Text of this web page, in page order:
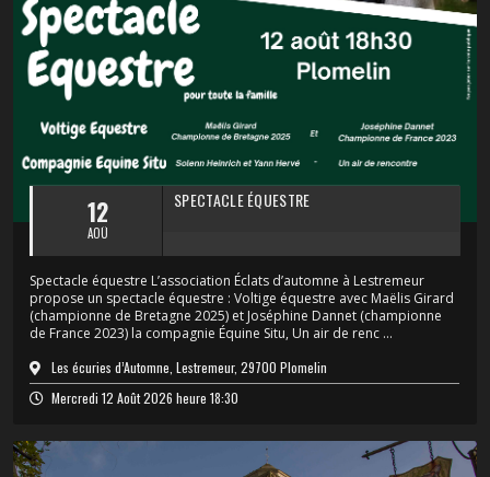
12
AOÛ
SPECTACLE ÉQUESTRE
Spectacle équestre L’association Éclats d’automne à Lestremeur
propose un spectacle équestre : Voltige équestre avec Maëlis Girard
(championne de Bretagne 2025) et Joséphine Dannet (championne
de France 2023) la compagnie Équine Situ, Un air de renc ...
Les écuries d’Automne, Lestremeur, 29700 Plomelin
Mercredi 12 Août 2026 heure 18:30